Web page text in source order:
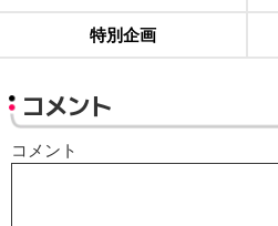
特別企画
コメント
コメント